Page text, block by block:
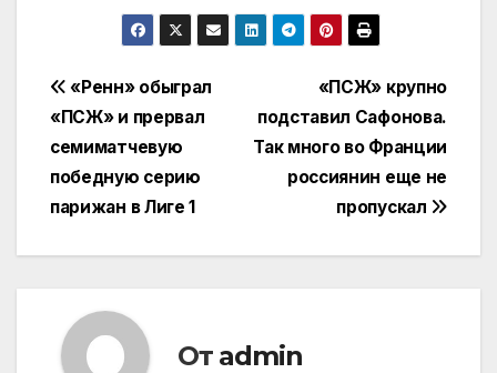
Навигация
по
записям
«ПСЖ» крупно
подставил Сафонова.
Так много во Франции
россиянин еще не
пропускал
«Ренн» обыграл
«ПСЖ» и прервал
семиматчевую
победную серию
парижан в Лиге 1
От admin